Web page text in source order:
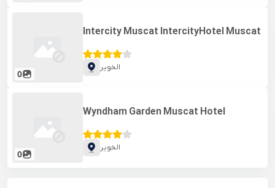
0
Intercity Muscat IntercityHotel Muscat
الخویر
0
Wyndham Garden Muscat Hotel
الخویر